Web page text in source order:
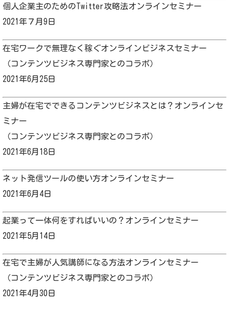
個人企業主のためのTwitter攻略法オンラインセミナー
2021年７月9日
在宅ワークで無理なく稼ぐオンラインビジネスセミナー
（コンテンツビジネス専門家とのコラボ）
2021年6月25日
主婦が在宅でできるコンテンツビジネスとは？オンラインセ
ミナー
（コンテンツビジネス専門家とのコラボ）
2021年6月18日
ネット発信ツールの使い方オンラインセミナー
2021年6月4日
起業って一体何をすればいいの？オンラインセミナー
2021年5月14日
在宅で主婦が人気講師になる方法オンラインセミナー
（コンテンツビジネス専門家とのコラボ）
2021年4月30日